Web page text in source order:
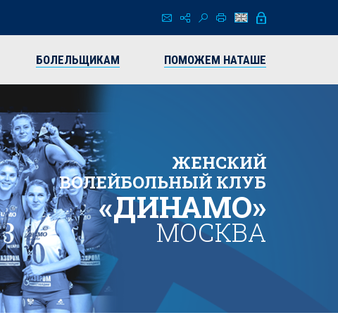
БОЛЕЛЬЩИКАМ ПОМОЖЕМ НАТАШЕ
ЖЕНСКИЙ
ВОЛЕЙБОЛЬНЫЙ КЛУБ
«ДИНАМО»
МОСКВА